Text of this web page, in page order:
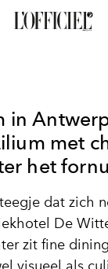
in
met
het
dat zich
De
zit fine